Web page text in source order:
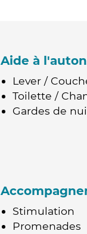
Aide à
Lever /
Toilette /
Gardes de
Stimulation
Promenades